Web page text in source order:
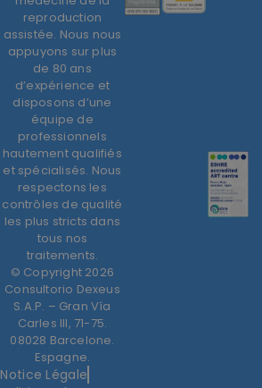
reproduction
assistée. Nous nous
appuyons sur plus
de 80 ans
d’expérience et
disposons d’une
équipe de
professionnels
hautement qualifiés
et spécialisés. Nous
respectons les
contrôles de qualité
les plus stricts dans
tous nos
traitements.
© Copyright 2026
Consultorio Dexeus
S.A.P. – Gran Vía
Carles III, 71-75.
08028 Barcelone.
Espagne.
Notice Légale